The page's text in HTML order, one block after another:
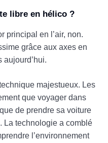
libre en hélico ?
principal en l’air, non.
grâce aux axes en
majestueux. Les
que voyager dans
de prendre sa voiture
La technologie a comblé
l’environnement